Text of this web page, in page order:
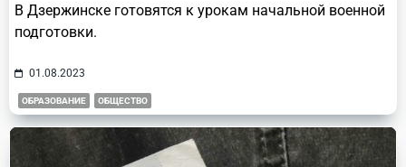
В Дзержинске готовятся к урокам начальной военной
подготовки.
01.08.2023
ОБРАЗОВАНИЕ ОБЩЕСТВО